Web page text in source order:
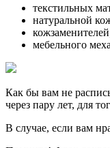
текстильных
натуральной
мебельного
Как бы вам не
через пару лет, для
В случае, если вам